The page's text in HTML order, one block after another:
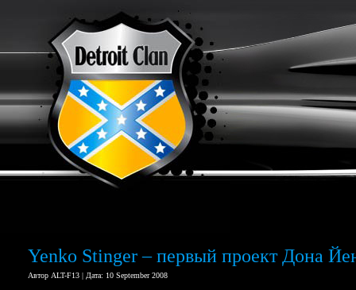
Yenko Stinger – первый проект Дона
Автор ALT-F13 | Дата: 10 September 2008